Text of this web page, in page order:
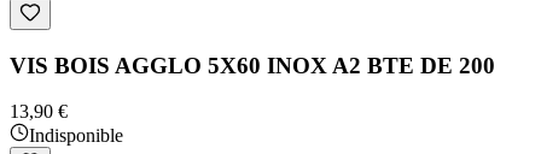
VIS BOIS AGGLO 5X60 INOX A2 BTE DE 200
13,90 €
Indisponible